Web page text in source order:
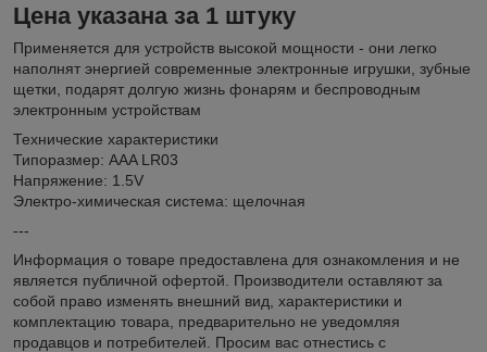
Цена указана за 1 штуку
Применяется для устройств высокой мощности - они легко
наполнят энергией современные электронные игрушки, зубные
щетки, подарят долгую жизнь фонарям и беспроводным
электронным устройствам
Технические характеристики
Типоразмер: AAA LR03
Напряжение: 1.5V
Электро-химическая система: щелочная
---
Информация о товаре предоставлена для ознакомления и не
является публичной офертой. Производители оставляют за
собой право изменять внешний вид, характеристики и
комплектацию товара, предварительно не уведомляя
продавцов и потребителей. Просим вас отнестись с